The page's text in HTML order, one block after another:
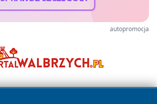
autopromocja